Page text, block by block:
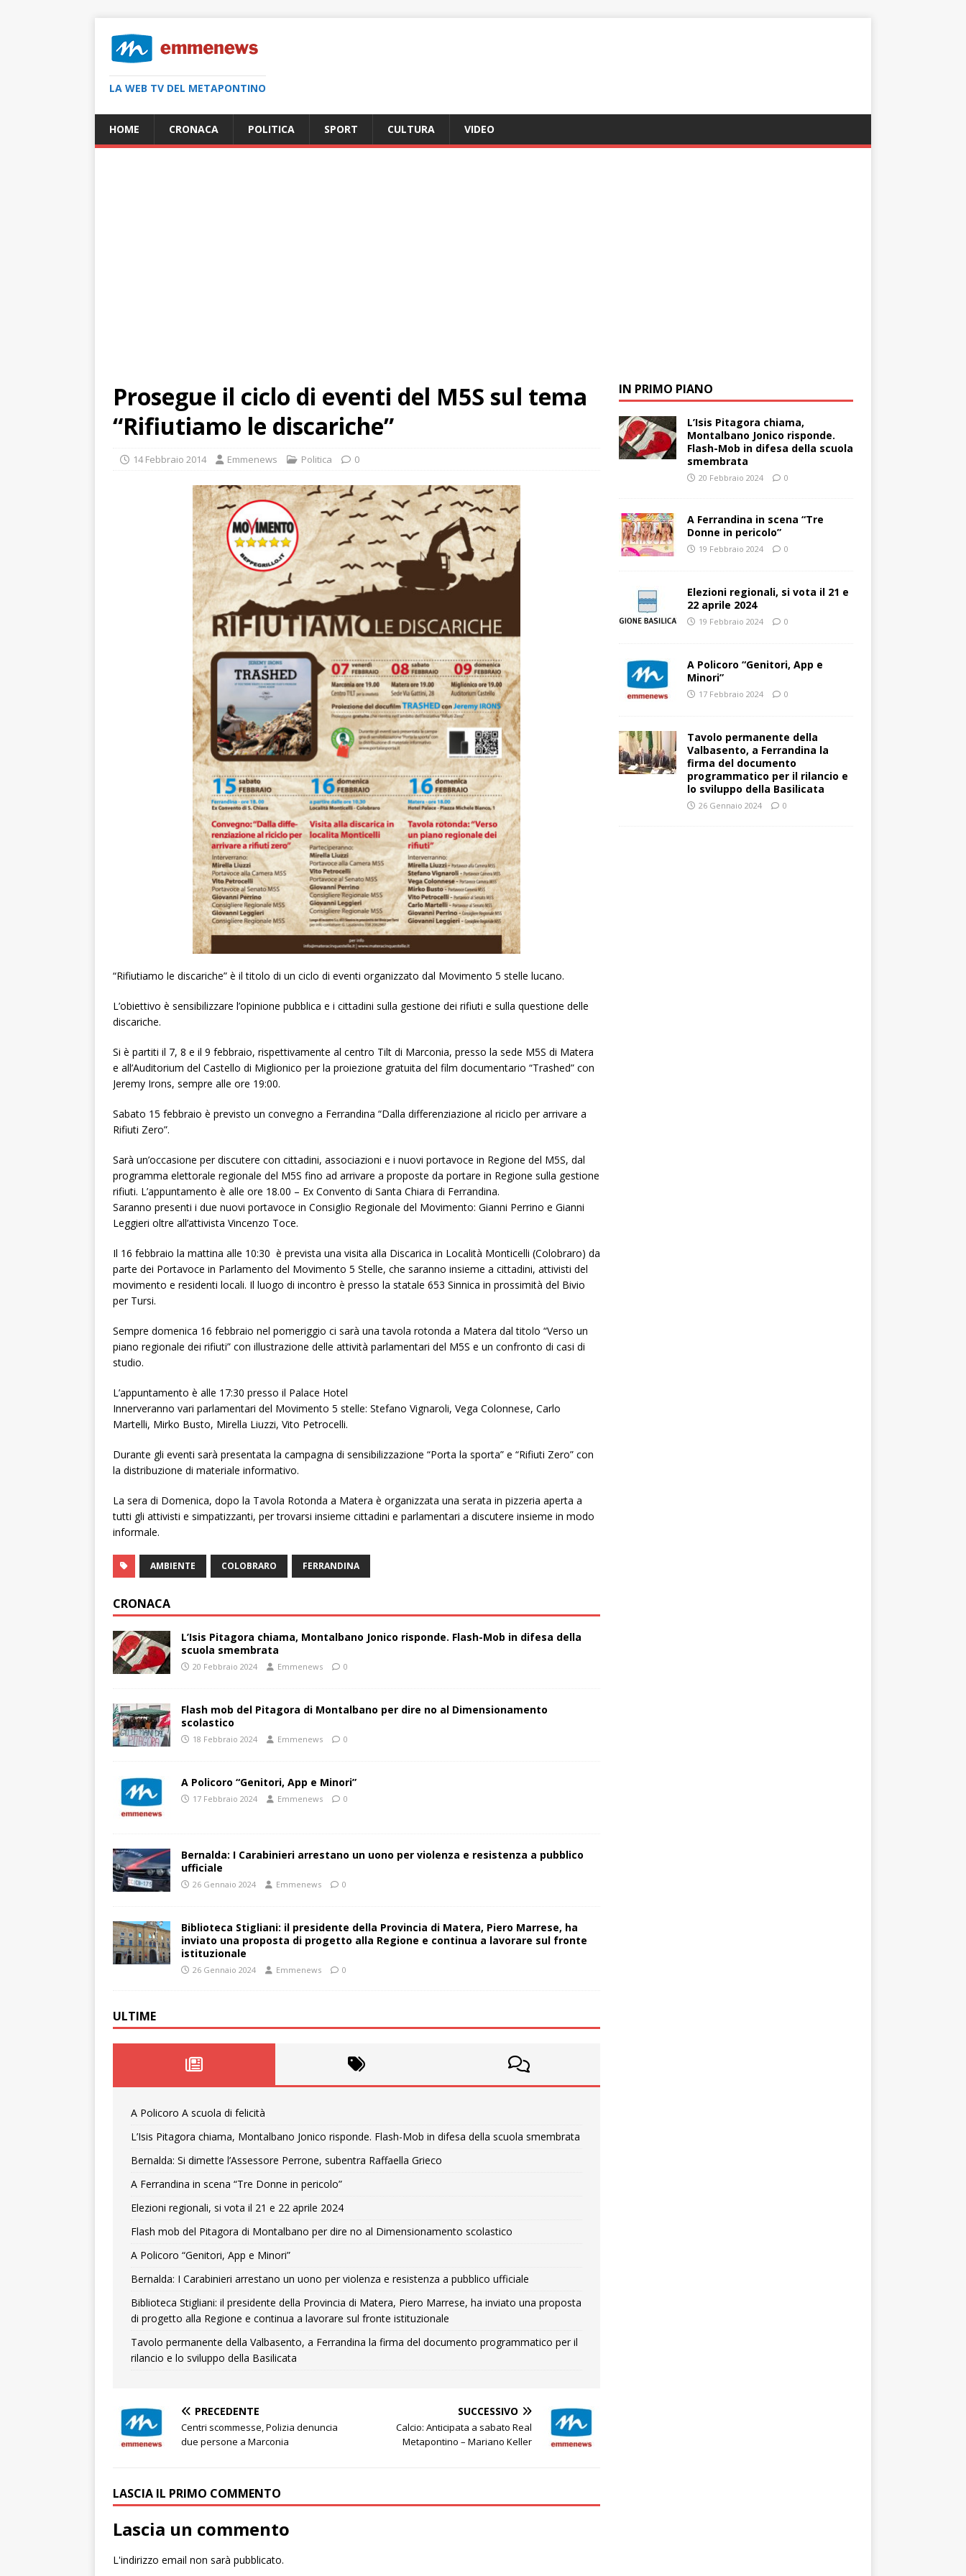
LA WEB TV DEL METAPONTINO
HOME CRONACA POLITICA SPORT CULTURA VIDEO
Prosegue il ciclo di eventi del M5S sul tema
“Rifiutiamo le discariche”
14 Febbraio 2014 Emmenews Politica 0
“Rifiutiamo le discariche” è il titolo di un ciclo di eventi organizzato dal Movimento 5 stelle lucano.
L’obiettivo è sensibilizzare l’opinione pubblica e i cittadini sulla gestione dei rifiuti e sulla questione delle
discariche.
Si è partiti il 7, 8 e il 9 febbraio, rispettivamente al centro Tilt di Marconia, presso la sede M5S di Matera
e all’Auditorium del Castello di Miglionico per la proiezione gratuita del film documentario “Trashed” con
Jeremy Irons, sempre alle ore 19:00.
Sabato 15 febbraio è previsto un convegno a Ferrandina “Dalla differenziazione al riciclo per arrivare a
Rifiuti Zero”.
Sarà un’occasione per discutere con cittadini, associazioni e i nuovi portavoce in Regione del M5S, dal
programma elettorale regionale del M5S fino ad arrivare a proposte da portare in Regione sulla gestione
rifiuti. L’appuntamento è alle ore 18.00 – Ex Convento di Santa Chiara di Ferrandina.
Saranno presenti i due nuovi portavoce in Consiglio Regionale del Movimento: Gianni Perrino e Gianni
Leggieri oltre all’attivista Vincenzo Toce.
Il 16 febbraio la mattina alle 10:30 è prevista una visita alla Discarica in Località Monticelli (Colobraro) da
parte dei Portavoce in Parlamento del Movimento 5 Stelle, che saranno insieme a cittadini, attivisti del
movimento e residenti locali. Il luogo di incontro è presso la statale 653 Sinnica in prossimità del Bivio
per Tursi.
Sempre domenica 16 febbraio nel pomeriggio ci sarà una tavola rotonda a Matera dal titolo “Verso un
piano regionale dei rifiuti” con illustrazione delle attività parlamentari del M5S e un confronto di casi di
studio.
L’appuntamento è alle 17:30 presso il Palace Hotel
Innerveranno vari parlamentari del Movimento 5 stelle: Stefano Vignaroli, Vega Colonnese, Carlo
Martelli, Mirko Busto, Mirella Liuzzi, Vito Petrocelli.
Durante gli eventi sarà presentata la campagna di sensibilizzazione “Porta la sporta” e “Rifiuti Zero” con
la distribuzione di materiale informativo.
La sera di Domenica, dopo la Tavola Rotonda a Matera è organizzata una serata in pizzeria aperta a
tutti gli attivisti e simpatizzanti, per trovarsi insieme cittadini e parlamentari a discutere insieme in modo
informale.
AMBIENTE COLOBRARO FERRANDINA
CRONACA
L’Isis Pitagora chiama, Montalbano Jonico risponde. Flash-Mob in difesa della
scuola smembrata
20 Febbraio 2024 Emmenews 0
Flash mob del Pitagora di Montalbano per dire no al Dimensionamento
scolastico
18 Febbraio 2024 Emmenews 0
A Policoro “Genitori, App e Minori”
17 Febbraio 2024 Emmenews 0
Bernalda: I Carabinieri arrestano un uono per violenza e resistenza a pubblico
ufficiale
26 Gennaio 2024 Emmenews 0
Biblioteca Stigliani: il presidente della Provincia di Matera, Piero Marrese, ha
inviato una proposta di progetto alla Regione e continua a lavorare sul fronte
istituzionale
26 Gennaio 2024 Emmenews 0
ULTIME
A Policoro A scuola di felicità
L’Isis Pitagora chiama, Montalbano Jonico risponde. Flash-Mob in difesa della scuola smembrata
Bernalda: Si dimette l’Assessore Perrone, subentra Raffaella Grieco
A Ferrandina in scena “Tre Donne in pericolo”
Elezioni regionali, si vota il 21 e 22 aprile 2024
Flash mob del Pitagora di Montalbano per dire no al Dimensionamento scolastico
A Policoro “Genitori, App e Minori”
Bernalda: I Carabinieri arrestano un uono per violenza e resistenza a pubblico ufficiale
Biblioteca Stigliani: il presidente della Provincia di Matera, Piero Marrese, ha inviato una proposta
di progetto alla Regione e continua a lavorare sul fronte istituzionale
Tavolo permanente della Valbasento, a Ferrandina la firma del documento programmatico per il
rilancio e lo sviluppo della Basilicata
PRECEDENTE
Centri scommesse, Polizia denuncia
due persone a Marconia
SUCCESSIVO
Calcio: Anticipata a sabato Real
Metapontino – Mariano Keller
LASCIA IL PRIMO COMMENTO
Lascia un commento
L'indirizzo email non sarà pubblicato.
IN PRIMO PIANO
L’Isis Pitagora chiama,
Montalbano Jonico risponde.
Flash-Mob in difesa della scuola
smembrata
20 Febbraio 2024 0
A Ferrandina in scena “Tre
Donne in pericolo”
19 Febbraio 2024 0
Elezioni regionali, si vota il 21 e
22 aprile 2024
19 Febbraio 2024 0
A Policoro “Genitori, App e
Minori”
17 Febbraio 2024 0
Tavolo permanente della
Valbasento, a Ferrandina la
firma del documento
programmatico per il rilancio e
lo sviluppo della Basilicata
26 Gennaio 2024 0